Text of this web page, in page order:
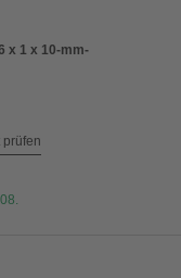
x 1 x 10-mm-
prüfen